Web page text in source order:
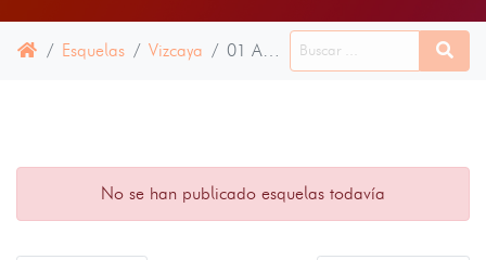
Esquelas Vizcaya 01 AGOSTO 2025
No se han publicado esquelas todavía